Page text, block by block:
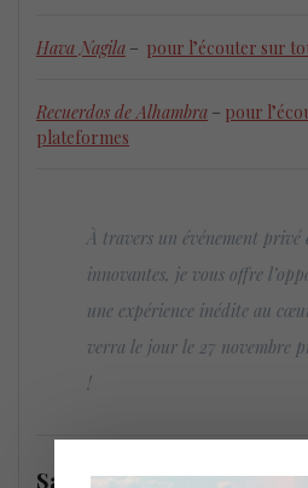
Hava Nagila – pour l’écouter sur
Recuerdos de Alhambra – pour
plateformes
À travers un événement
innovantes, je vous offre
une expérience inédite au
verra le jour le 27 novembre
!
Samuel Bonnet lance